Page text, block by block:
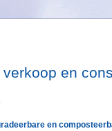
en
en